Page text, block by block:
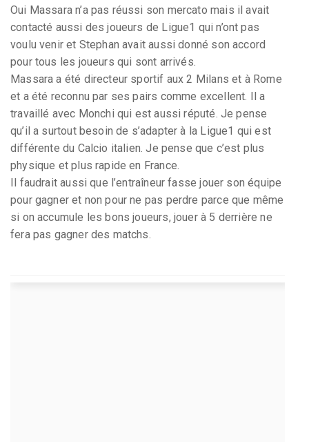
Oui Massara n’a pas réussi son mercato mais il avait
contacté aussi des joueurs de Ligue1 qui n’ont pas
voulu venir et Stephan avait aussi donné son accord
pour tous les joueurs qui sont arrivés.
Massara a été directeur sportif aux 2 Milans et à Rome
et a été reconnu par ses pairs comme excellent. Il a
travaillé avec Monchi qui est aussi réputé. Je pense
qu’il a surtout besoin de s’adapter à la Ligue1 qui est
différente du Calcio italien. Je pense que c’est plus
physique et plus rapide en France.
Il faudrait aussi que l’entraîneur fasse jouer son équipe
pour gagner et non pour ne pas perdre parce que même
si on accumule les bons joueurs, jouer à 5 derrière ne
fera pas gagner des matchs.